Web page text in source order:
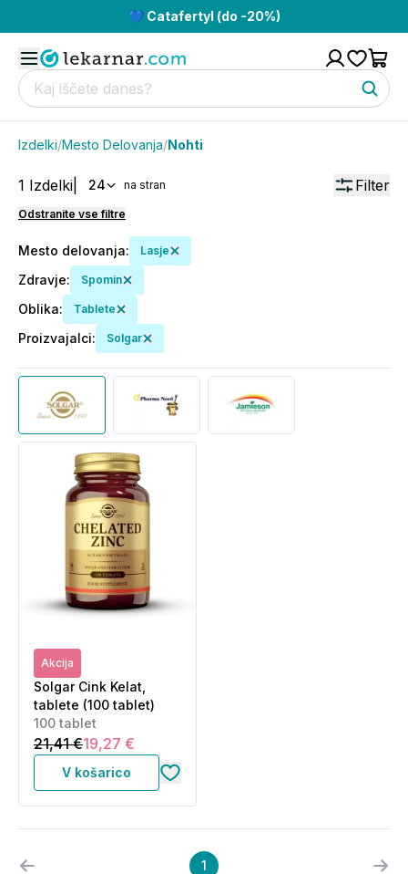
💙 Catafertyl (do -20%)
Izdelki/Mesto Delovanja/Nohti
1 Izdelki 24 na stran Filter
Odstranite vse filtre
Mesto delovanja: Lasje
Zdravje: Spomin
Oblika: Tablete
Proizvajalci: Solgar
Akcija
Solgar Cink Kelat,
tablete (100 tablet)
100 tablet
21,41 €19,27 €
V košarico
1